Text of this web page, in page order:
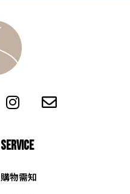
SERVICE
購物需知